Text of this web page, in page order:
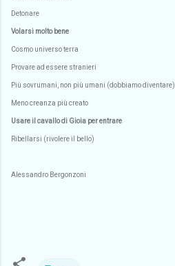
Detonare
Volarsi molto bene
Cosmo universo terra
Provare ad essere stranieri
Più sovrumani, non più umani (dobbiamo diventare)
Meno creanza più creato
Usare il cavallo di Gioia per entrare
Ribellarsi (rivolere il bello)
Alessandro Bergonzoni